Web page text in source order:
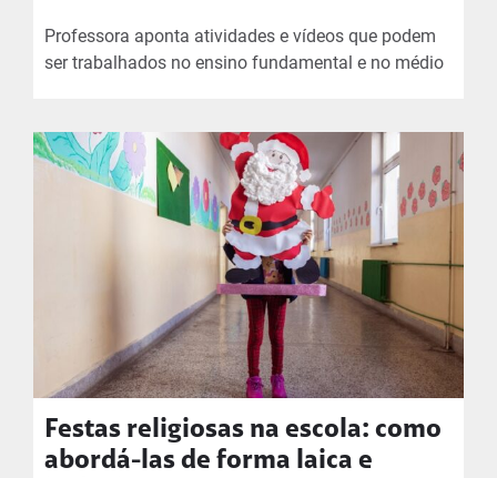
Professora aponta atividades e vídeos que podem
ser trabalhados no ensino fundamental e no médio
Festas religiosas na escola: como
abordá-las de forma laica e